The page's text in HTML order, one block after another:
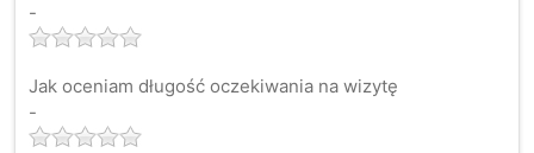
-
Jak oceniam długość oczekiwania na wizytę
-